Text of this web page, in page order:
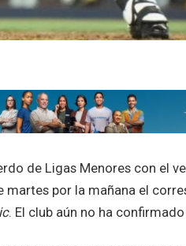
de Ligas Menores con el
martes por la mañana el
. El club aún no ha